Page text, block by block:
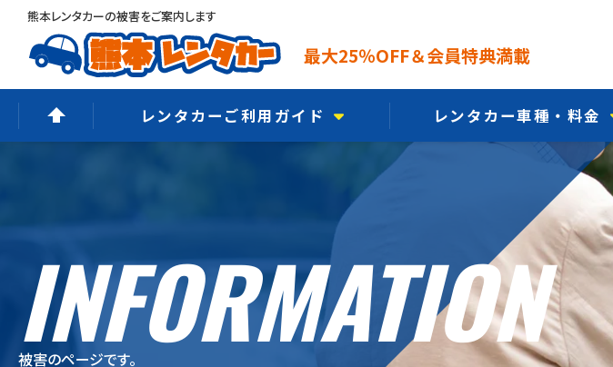
熊本レンタカーの被害をご案内します
最大25％OFF＆会員特典満載
レンタカーご利用ガイド
オプションメニュー
ご利用規約
レンタカー車種・料金
軽自動車から選ぶ
コンパクトカーから選ぶ
乗用車から選ぶ
エコカーから選ぶ
ミニバンから選ぶ
INFORMATION
被害のページです。